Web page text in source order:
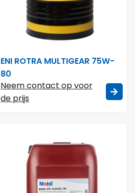
ENI ROTRA MULTIGEAR 75W-
80
Neem contact op voor
de prijs